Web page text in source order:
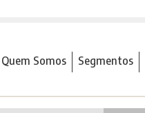
Quem Somos Segmentos